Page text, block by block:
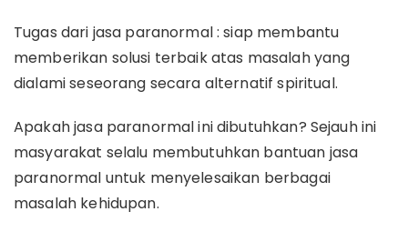
Tugas dari jasa paranormal : siap membantu
memberikan solusi terbaik atas masalah yang
dialami seseorang secara alternatif spiritual.
Apakah jasa paranormal ini dibutuhkan? Sejauh ini
masyarakat selalu membutuhkan bantuan jasa
paranormal untuk menyelesaikan berbagai
masalah kehidupan.